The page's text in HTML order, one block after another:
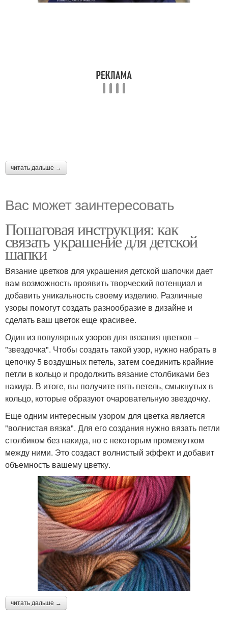
читать дальше →
Вас может заинтересовать
Пошаговая инструкция: как
связать украшение для детской
шапки
Вязание цветков для украшения детской шапочки дает
вам возможность проявить творческий потенциал и
добавить уникальность своему изделию. Различные
узоры помогут создать разнообразие в дизайне и
сделать ваш цветок еще красивее.
Один из популярных узоров для вязания цветков –
"звездочка". Чтобы создать такой узор, нужно набрать в
цепочку 5 воздушных петель, затем соединить крайние
петли в кольцо и продолжить вязание столбиками без
накида. В итоге, вы получите пять петель, смыкнутых в
кольцо, которые образуют очаровательную звездочку.
Еще одним интересным узором для цветка является
"волнистая вязка". Для его создания нужно вязать петли
столбиком без накида, но с некоторым промежутком
между ними. Это создаст волнистый эффект и добавит
объемность вашему цветку.
читать дальше →